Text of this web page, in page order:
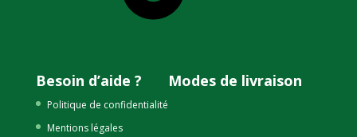
Besoin d’aide ?
Politique de confidentialité
Mentions légales
Modes de livraison